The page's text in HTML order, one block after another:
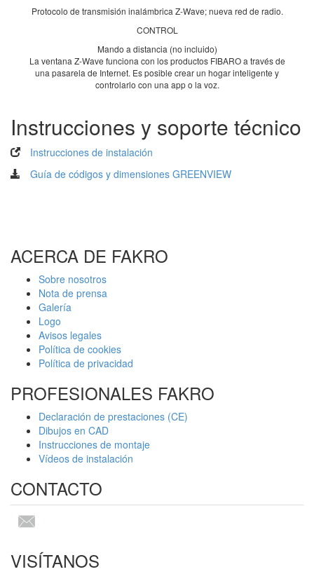
Protocolo de transmisión inalámbrica Z-Wave; nueva red de radio.
CONTROL
Mando a distancia (no incluido)
La ventana Z-Wave funciona con los productos FIBARO a través de
una pasarela de Internet. Es posible crear un hogar inteligente y
controlarlo con una app o la voz.
Instrucciones y soporte técnico
Instrucciones de instalación
Guía de códigos y dimensiones GREENVIEW
ACERCA DE FAKRO
Sobre nosotros
Nota de prensa
Galería
Logo
Avisos legales
Política de cookies
Política de privacidad
PROFESIONALES FAKRO
Declaración de prestaciones (CE)
Dibujos en CAD
Instrucciones de montaje
Vídeos de instalación
CONTACTO
VISÍTANOS